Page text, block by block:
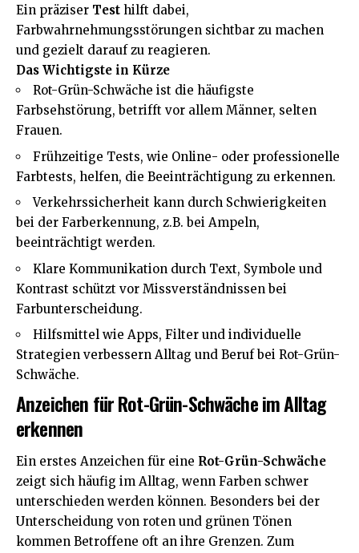
Ein präziser Test hilft dabei,
Farbwahrnehmungsstörungen sichtbar zu machen
und gezielt darauf zu reagieren.
Das Wichtigste in Kürze
Rot-Grün-Schwäche ist die häufigste
Farbsehstörung, betrifft vor allem Männer, selten
Frauen.
Frühzeitige Tests, wie Online- oder professionelle
Farbtests, helfen, die Beeinträchtigung zu erkennen.
Verkehrssicherheit kann durch Schwierigkeiten
bei der Farberkennung, z.B. bei Ampeln,
beeinträchtigt werden.
Klare Kommunikation durch Text, Symbole und
Kontrast schützt vor Missverständnissen bei
Farbunterscheidung.
Hilfsmittel wie Apps, Filter und individuelle
Strategien verbessern Alltag und Beruf bei Rot-Grün-
Schwäche.
Anzeichen für Rot-Grün-Schwäche im Alltag
erkennen
Ein erstes Anzeichen für eine Rot-Grün-Schwäche
zeigt sich häufig im Alltag, wenn Farben schwer
unterschieden werden können. Besonders bei der
Unterscheidung von roten und grünen Tönen
kommen Betroffene oft an ihre Grenzen. Zum